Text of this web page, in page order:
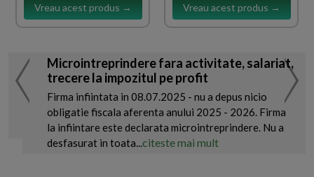
Vreau acest produs → Vreau acest produs →
Microintreprindere fara activitate, salariat,
trecere la impozitul pe profit
Firma infiintata in 08.07.2025 - nu a depus nicio
obligatie fiscala aferenta anului 2025 - 2026. Firma
la infiintare este declarata microintreprindere. Nu a
desfasurat in toata...citeste mai mult